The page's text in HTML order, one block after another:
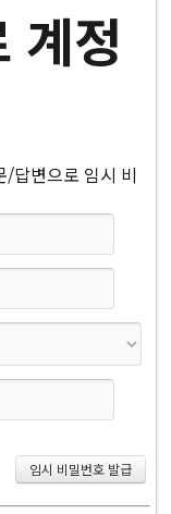
계정
/답변으로 임시 비